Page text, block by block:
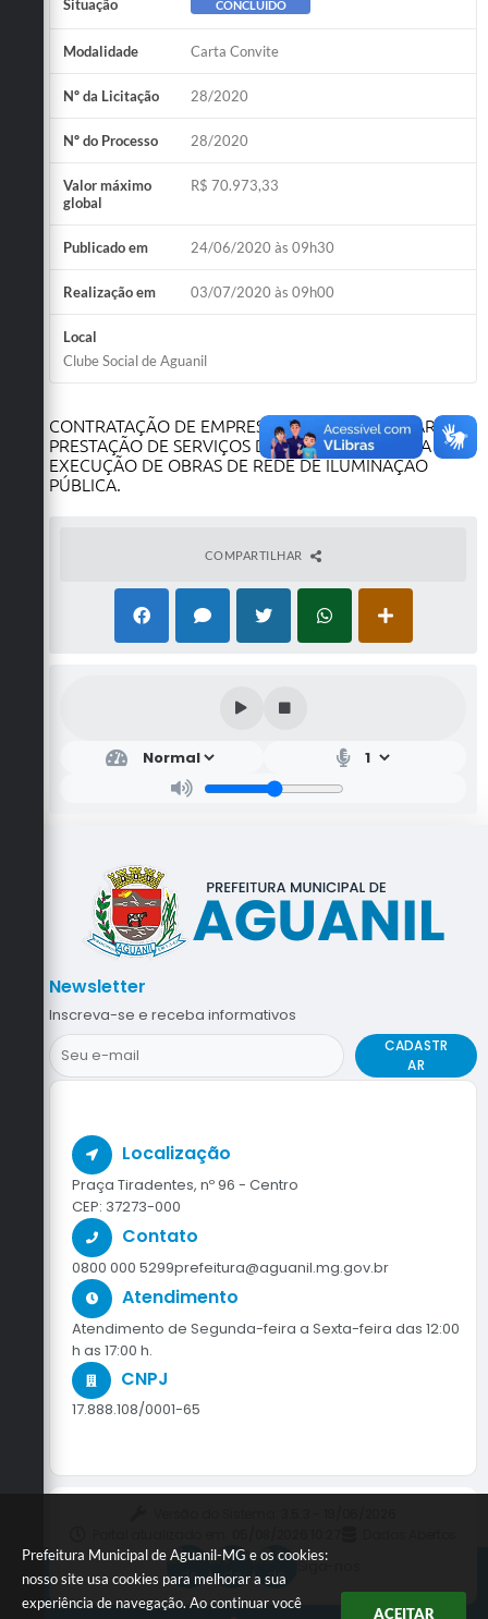
Prefeitura Municipal de Aguanil-MG e os cookies:
nosso site usa cookies para melhorar a sua
experiência de navegação. Ao continuar você
ACEITAR
Situação CONCLUÍDO
Modalidade Carta Convite
Nº da Licitação 28/2020
Nº do Processo 28/2020
Valor máximo
global
R$ 70.973,33
Publicado em 24/06/2020 às 09h30
Realização em 03/07/2020 às 09h00
Local
Clube Social de Aguanil
CONTRATAÇÃO DE EMPRESA ESPECIALIZADA PARA A
PRESTAÇÃO DE SERVIÇOS DE ENGENHARIA PARA
EXECUÇÃO DE OBRAS DE REDE DE ILUMINAÇÃO
PÚBLICA.
COMPARTILHAR
Localização
Praça Tiradentes, nº 96 - Centro
CEP: 37273-000
Contato
0800 000 5299prefeitura@aguanil.mg.gov.br
Atendimento
Atendimento de Segunda-feira a Sexta-feira das 12:00
h as 17:00 h.
CNPJ
17.888.108/0001-65
Newsletter
Inscreva-se e receba informativos
CADASTR
AR
Siga-nos